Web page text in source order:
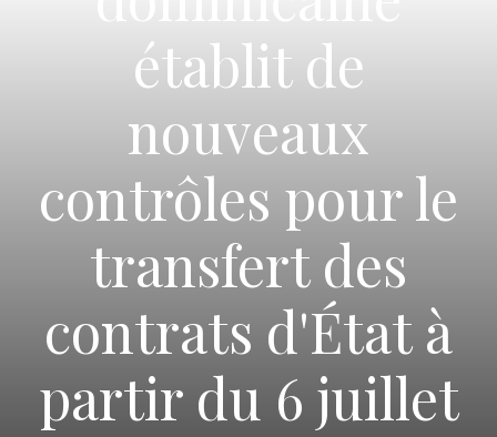
établit de
nouveaux
contrôles pour le
transfert des
contrats d'État à
partir du 6 juillet